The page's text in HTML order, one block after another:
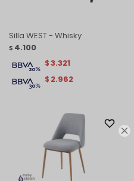

Silla WEST - Whisky
$ 4.100
$ 2.962
$3.321